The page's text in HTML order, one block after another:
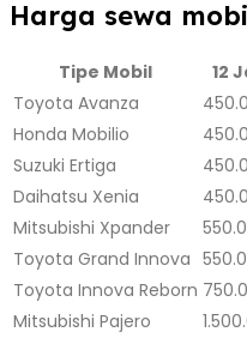
Harga sewa
Tipe Mobil 12
Toyota Avanza
Honda Mobilio
Suzuki Ertiga
Daihatsu Xenia
Mitsubishi Xpander
Toyota Grand Innova
Toyota Innova Reborn
Mitsubishi Pajero